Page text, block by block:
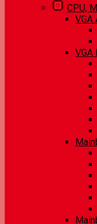
CPU,
VGA
VGA